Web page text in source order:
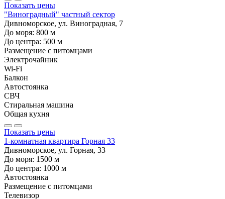
Показать цены
"Виноградный" частный сектор
Дивноморское, ул. Виноградная, 7
До моря: 800 м
До центра: 500 м
Размещение с питомцами
Электрочайник
Wi-Fi
Балкон
Автостоянка
СВЧ
Стиральная машина
Общая кухня
Показать цены
1-комнатная квартира Горная 33
Дивноморское, ул. Горная, 33
До моря: 1500 м
До центра: 1000 м
Автостоянка
Размещение с питомцами
Телевизор